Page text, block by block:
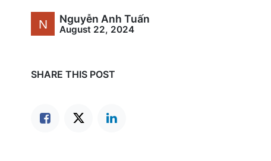
Nguyễn Anh Tuấn
August 22, 2024
SHARE THIS POST